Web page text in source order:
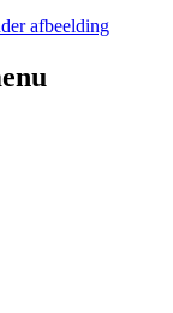
afbeelding